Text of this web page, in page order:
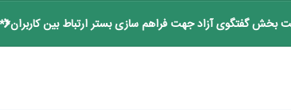
بخش گفتگوی آزاد جهت فراهم سازی بستر ارتباط بین کاربران**